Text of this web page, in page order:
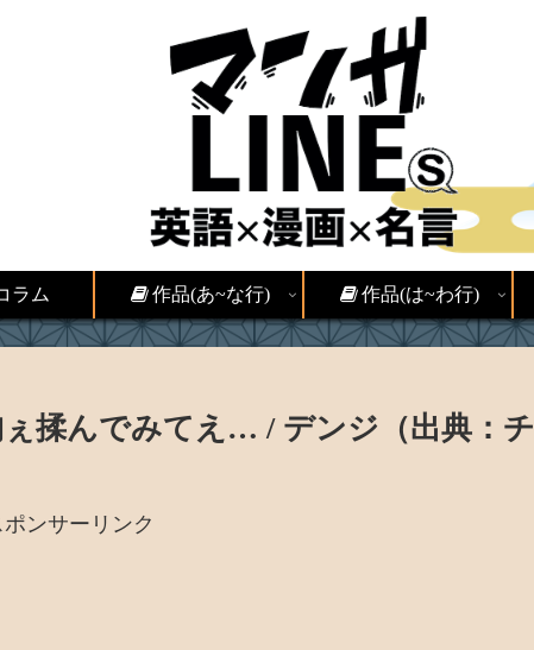
ラム 作品(あ~な行) 作品(は~わ行)
ぇ揉んでみてえ… / デンジ（出典：チ
ポンサーリンク